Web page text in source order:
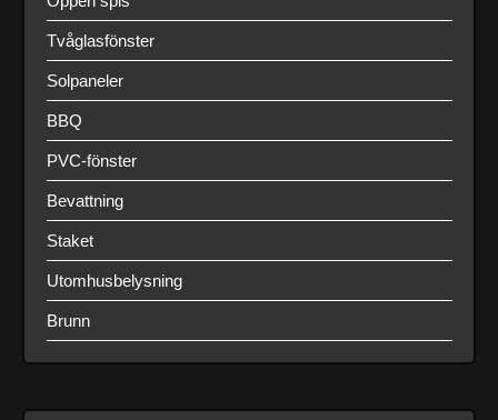
Tvåglasfönster
Solpaneler
BBQ
PVC-fönster
Bevattning
Staket
Utomhusbelysning
Brunn